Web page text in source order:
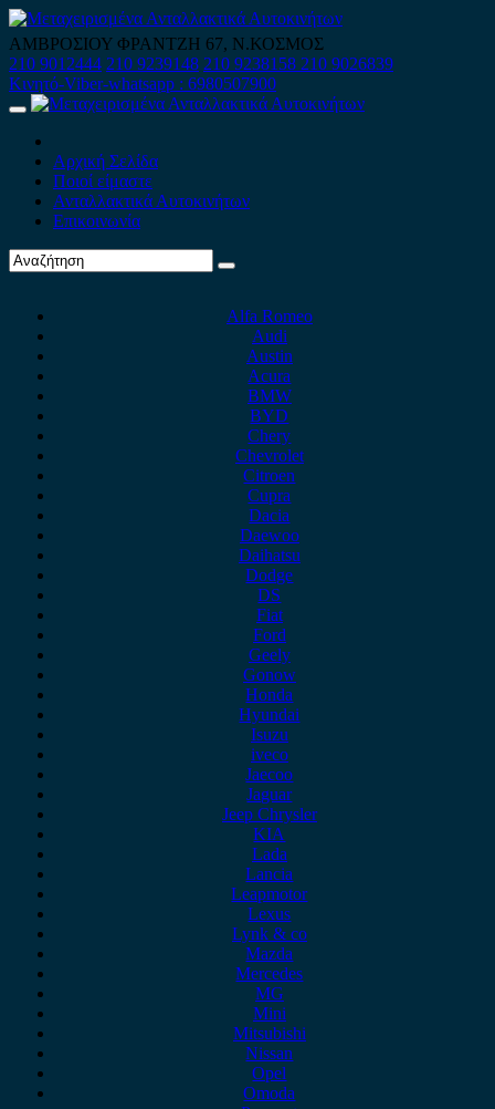
Skip
to
content
ΑΜΒΡΟΣΙΟΥ ΦΡΑΝΤΖΗ 67, Ν.ΚΟΣΜΟΣ
210 9012444 210 9239148 210 9238158 210 9026839
Κινητό-Viber-whatsapp : 6980507900
Primary
Αρχική Σελίδα
Ποιοί είμαστε
Ανταλλακτικά Αυτοκινήτων
Επικοινωνία
Alfa Romeo
Audi
Austin
Acura
BMW
BYD
Chery
Chevrolet
Citroen
Cupra
Dacia
Daewoo
Daihatsu
Dodge
DS
Fiat
Ford
Geely
Gonow
Honda
Hyundai
Isuzu
iveco
Jaecoo
Jaguar
Jeep Chrysler
KIA
Lada
Lancia
Leapmotor
Lexus
Lynk & co
Mazda
Mercedes
MG
Mini
Mitsubishi
Nissan
Opel
Omoda